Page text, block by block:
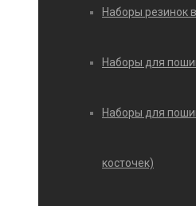
Наборы резинок
Наборы для
Наборы для
косточек)